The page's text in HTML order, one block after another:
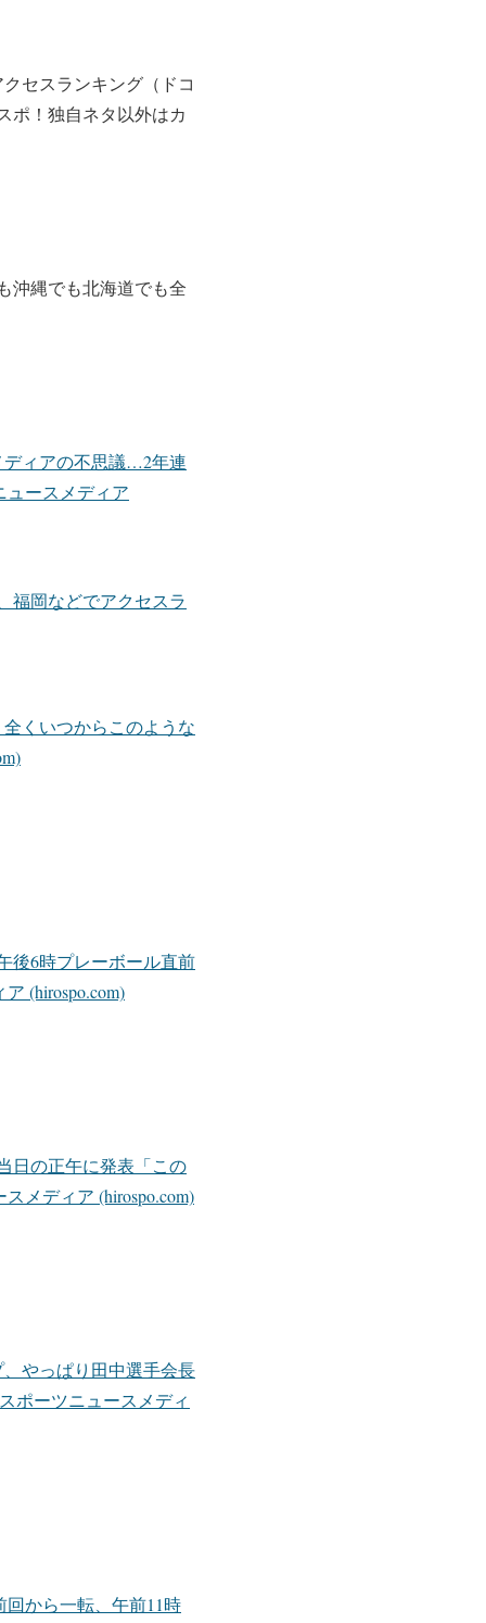
セスランキング（ドコ
ポ！独自ネタ以外はカ
沖縄でも北海道でも全
ディアの不思議…2年連
ュースメディア
福岡などでアクセスラ
くいつからこのような
後6時プレーボール直前
(hirospo.com)
日の正午に発表「この
メディア (hirospo.com)
やっぱり田中選手会長
ポーツニュースメディ
から一転、午前11時